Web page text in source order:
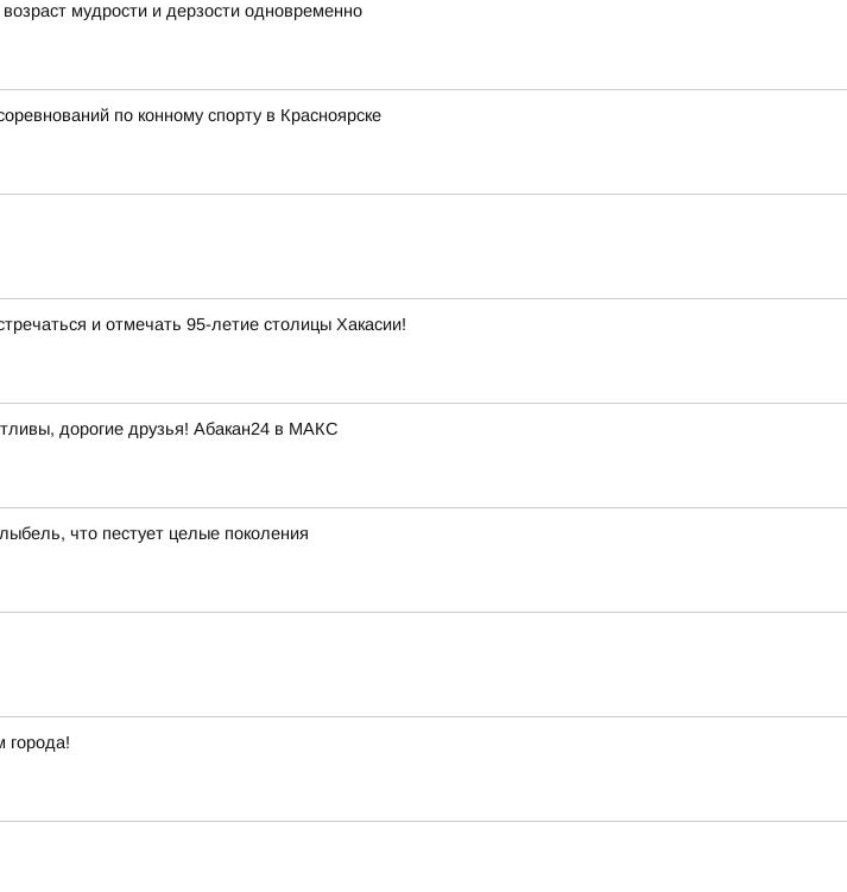
мудрости и дерзости одновременно
по конному спорту в Красноярске
и отмечать 95-летие столицы Хакасии!
дорогие друзья! Абакан24 в МАКС
что пестует целые поколения
города!